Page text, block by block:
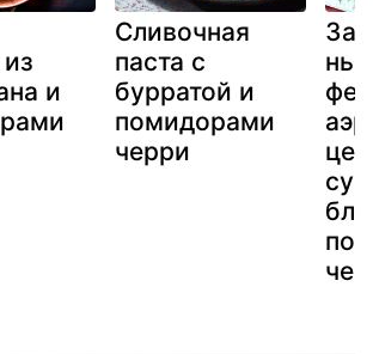
и
Сливочная
паста с
бурратой и
помидорами
черри
це -